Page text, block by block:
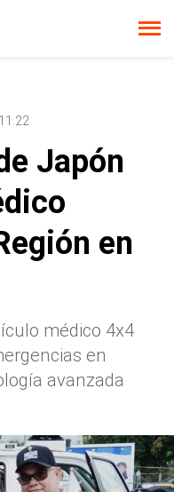
Japón
en
médico 4x4
en
avanzada